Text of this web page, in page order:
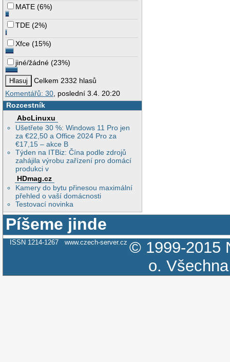
MATE (6%)
TDE (2%)
Xfce (15%)
jiné/žádné (23%)
Celkem 2332 hlasů
Komentářů: 30, poslední 3.4. 20:20
Rozcestník
AbcLinuxu
Ušetřete 30 %: Windows 11 Pro jen
za €22,50 a Office 2024 Pro za
€17,15 – akce B
Týden na ITBiz: Čína podle zdrojů
zahájila výrobu zařízení pro domácí
produkci v
HDmag.cz
Kamery do bytu přinesou maximální
přehled o vaší domácnosti
Testovací novinka
Píšeme jinde
ISSN 1214-1267 www.czech-server.cz © 1999-2015
o.